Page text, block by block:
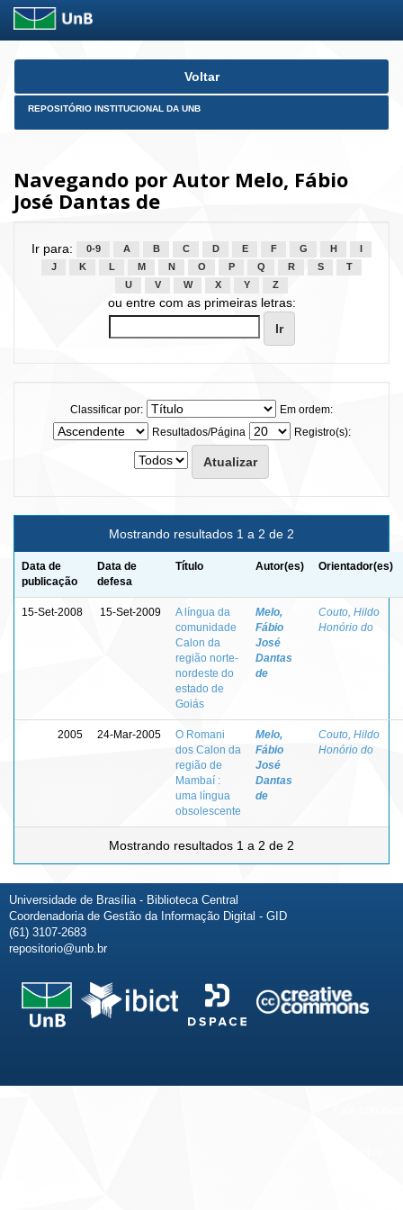
Skip
Voltar
REPOSITÓRIO INSTITUCIONAL DA UNB
Navegando por Autor Melo, Fábio
José Dantas de
Ir para: 0-9 A B C D E F G H
J
K L M N O P Q R S
T
U
V W X Y Z
ou entre com as primeiras letras:
Classificar por:
Em ordem:
Resultados/Página
Registro(s):
Mostrando resultados 1 a 2 de 2
Data de
publicação
Data de
defesa
Título Autor(es) Orientador(es)
15-Set-2008 15-Set-2009
A língua da
comunidade
Calon da
região norte-
nordeste do
estado de
Goiás
Melo,
Fábio
José
Dantas
de
Couto, Hildo
Honório do
2005 24-Mar-2005
O Romani
dos Calon da
região de
Mambaí :
uma língua
obsolescente
Melo,
Fábio
José
Dantas
de
Couto, Hildo
Honório do
Mostrando resultados 1 a 2 de 2
Universidade de Brasília - Biblioteca Central
Coordenadoria de Gestão da Informação Digital - GID
(61) 3107-2683
repositorio@unb.br